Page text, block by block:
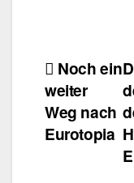
Noch ein
weiter
Weg nach
Eurotopia